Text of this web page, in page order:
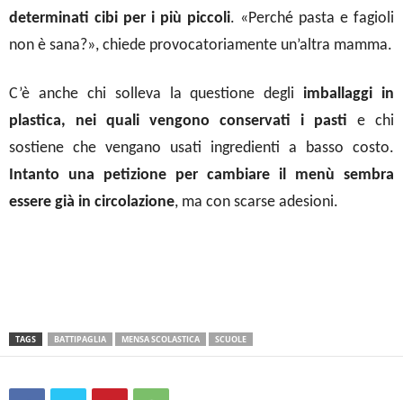
determinati cibi per i più piccoli. «Perché pasta e fagioli
non è sana?», chiede provocatoriamente un’altra mamma.
C’è anche chi solleva la questione degli imballaggi in
plastica, nei quali vengono conservati i pasti e chi
sostiene che vengano usati ingredienti a basso costo.
Intanto una petizione per cambiare il menù sembra
essere già in circolazione, ma con scarse adesioni.
TAGS BATTIPAGLIA MENSA SCOLASTICA SCUOLE